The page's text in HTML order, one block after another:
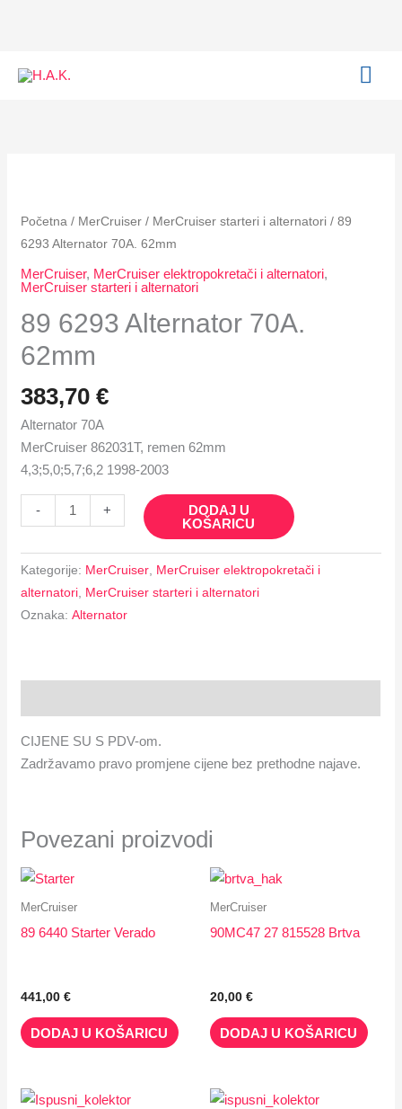
Početna / MerCruiser / MerCruiser starteri i alternatori / 89
6293 Alternator 70A. 62mm
MerCruiser, MerCruiser elektropokretači i alternatori,
MerCruiser starteri i alternatori
89 6293 Alternator 70A.
62mm
383,70€
Alternator 70A
MerCruiser 862031T, remen 62mm
4,3;5,0;5,7;6,2 1998-2003
-
Alternator
70A.
količina
+
DODAJ U
KOŠARICU
Kategorije: MerCruiser, MerCruiser elektropokretači i
alternatori, MerCruiser starteri i alternatori
Oznaka:Alternator
CIJENE SU S PDV-om.
Zadržavamo pravo promjene cijene bez prethodne najave.
Povezani proizvodi
MerCruiser
89 6440 Starter Verado
441,00€
DODAJ U KOŠARICU
MerCruiser
90MC47 27 815528 Brtva
20,00 €
DODAJ U KOŠARICU